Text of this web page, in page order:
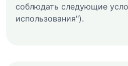
соблюдать следующие
использования").